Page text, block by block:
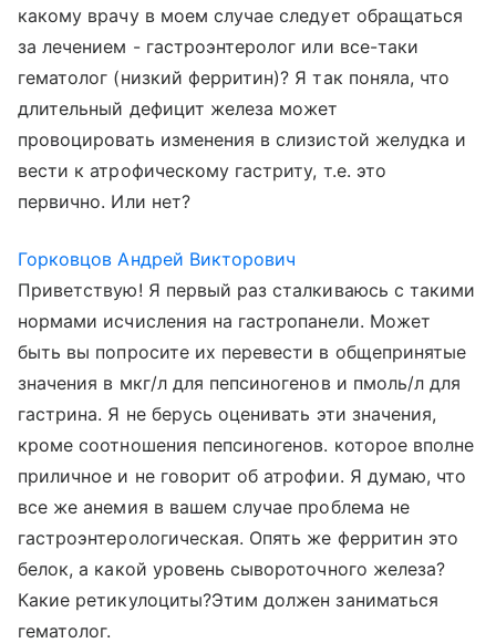
какому врачу в моем случае следует обращаться
за лечением - гастроэнтеролог или все-таки
гематолог (низкий ферритин)? Я так поняла, что
длительный дефицит железа может
провоцировать изменения в слизистой желудка и
вести к атрофическому гастриту, т.е. это
первично. Или нет?
Горковцов Андрей Викторович
Приветствую! Я первый раз сталкиваюсь с такими
нормами исчисления на гастропанели. Может
быть вы попросите их перевести в общепринятые
значения в мкг/л для пепсиногенов и пмоль/л для
гастрина. Я не берусь оценивать эти значения,
кроме соотношения пепсиногенов. которое вполне
приличное и не говорит об атрофии. Я думаю, что
все же анемия в вашем случае проблема не
гастроэнтерологическая. Опять же ферритин это
белок, а какой уровень сывороточного железа?
Какие ретикулоциты?Этим должен заниматься
гематолог.